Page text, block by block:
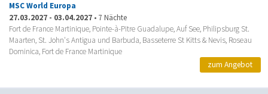
MSC World Europa
27.03.2027 - 03.04.2027 • 7 Nächte
Fort de France Martinique, Pointe-à-Pitre Guadalupe, Auf See, Philipsburg St.
Maarten, St. John's Antigua und Barbuda, Basseterre St Kitts & Nevis, Roseau
Dominica, Fort de France Martinique
zum Angebot